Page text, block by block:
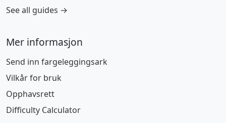
See all guides →
Mer informasjon
Send inn fargeleggingsark
Vilkår for bruk
Opphavsrett
Difficulty Calculator